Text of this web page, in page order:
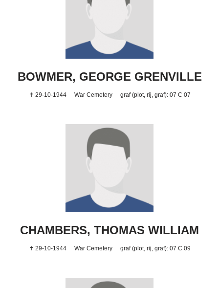
BOWMER, GEORGE GRENVILLE
✝ 29-10-1944 War Cemetery graf (plot, rij, graf): 07 C 07
CHAMBERS, THOMAS WILLIAM
✝ 29-10-1944 War Cemetery graf (plot, rij, graf): 07 C 09